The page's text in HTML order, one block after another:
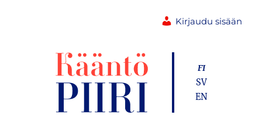
Kirjaudu sisään
FI
SV
EN